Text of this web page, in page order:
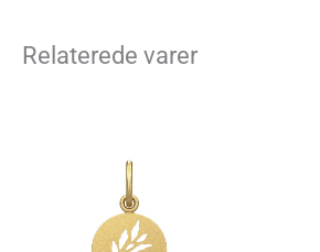
Relaterede varer